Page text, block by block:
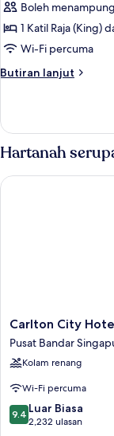
foto
untuk
Suite
Spot
2-
Bedroom
Boleh
1 Katil Raja (King)
Wi-Fi percuma
Butiran lanjut
Butiran
Spot
View,
Bedroom
Hartanah
Carlton
City
Hotel
Singapore
Bandar
Singapura
Carlton City
Pusat Bandar
Kolam renang
Wi-Fi percuma
9.4
daripada
9.4 Luar Biasa
2,232 ulasan
Carlton City Hotel